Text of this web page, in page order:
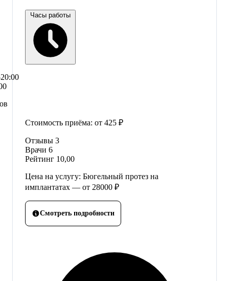
Часы работы
Стоимость приёма: от 425 ₽
Отзывы 3
Врачи 6
Рейтинг 10,00
Цена на услугу: Бюгельный протез на
имплантатах — от 28000 ₽
Смотреть подробности